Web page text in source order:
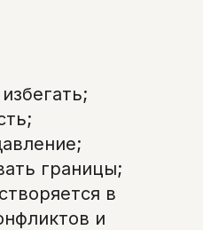
границы;
в
и